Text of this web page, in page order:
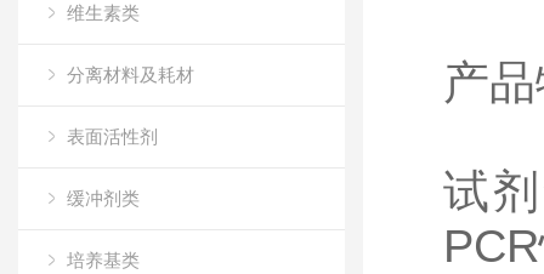
维生素类
分离材料及耗材
表面活性剂
缓冲剂类
培养基类
产
试